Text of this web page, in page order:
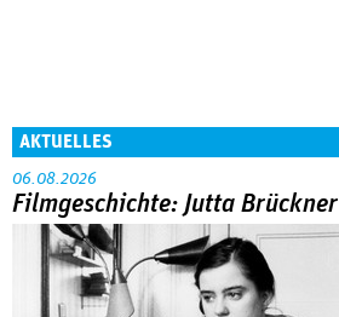
AKTUELLES
06.08.2026
Filmgeschichte: Jutta Brückner